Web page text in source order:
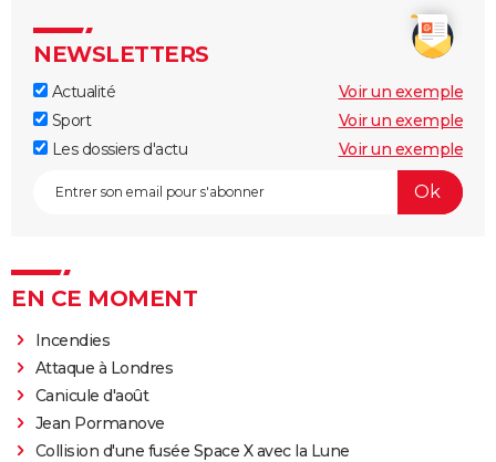
NEWSLETTERS
Actualité
Voir un exemple
Sport
Voir un exemple
Les dossiers d'actu
Voir un exemple
EN CE MOMENT
Incendies
Attaque à Londres
Canicule d'août
Jean Pormanove
Collision d'une fusée Space X avec la Lune